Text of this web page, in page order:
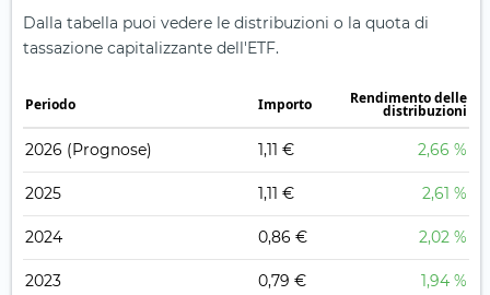
Dalla tabella puoi vedere le distribuzioni o la quota di
tassazione capitalizzante dell'ETF.
Periodo Importo Rendimento delle
distribuzioni
2026 (Prognose) 1,11 € 2,66 %
2025 1,11 € 2,61 %
2024 0,86 € 2,02 %
2023 0,79 € 1,94 %